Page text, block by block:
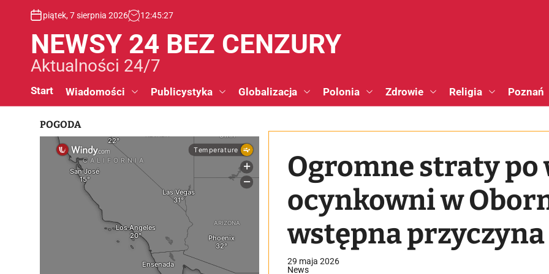
piątek, 7 sierpnia 2026 12:45:27
NEWSY 24 BEZ CENZURY
Aktualności 24/7
Start Wiadomości Publicystyka Globalizacja Polonia Zdrowie Religia Poznań
Ogromne straty
ocynkowni w
wstępna przyczyna
29 maja 2026
News
POGODA